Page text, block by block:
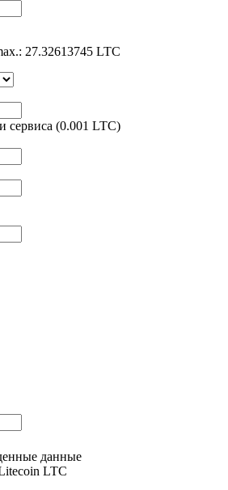
27.32613745 LTC
сервиса (0.001 LTC)
данные
LTC